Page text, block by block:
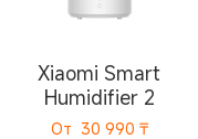
Xiaomi Smart
Humidifier 2
От 30 990 ₸